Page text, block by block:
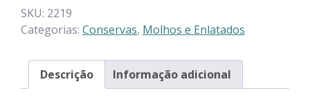
SKU: 2219
Categorias: Conservas, Molhos e Enlatados
Descrição Informação adicional